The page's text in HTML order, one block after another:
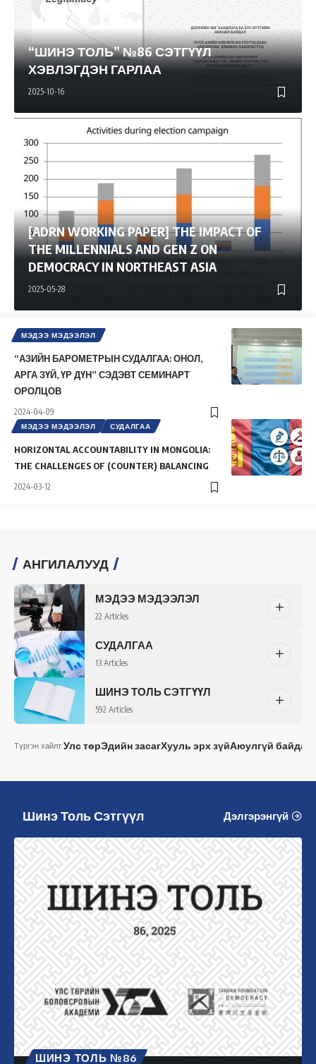
“ШИНЭ ТОЛЬ” №86 СЭТГҮҮЛ
ХЭВЛЭГДЭН ГАРЛАА
2025-10-16
[ADRN WORKING PAPER] THE IMPACT OF
THE MILLENNIALS AND GEN Z ON
DEMOCRACY IN NORTHEAST ASIA
2025-05-28
МЭДЭЭ МЭДЭЭЛЭЛ
“АЗИЙН БАРОМЕТРЫН СУДАЛГАА: ОНОЛ,
АРГА ЗҮЙ, ҮР ДҮН” СЭДЭВТ СЕМИНАРТ
ОРОЛЦОВ
2024-04-09
МЭДЭЭ МЭДЭЭЛЭЛ СУДАЛГАА
HORIZONTAL ACCOUNTABILITY IN MONGOLIA:
THE CHALLENGES OF (COUNTER) BALANCING
2024-03-12
АНГИЛАЛУУД
МЭДЭЭ МЭДЭЭЛЭЛ
22 Articles
СУДАЛГАА
13 Articles
ШИНЭ ТОЛЬ СЭТГҮҮЛ
592 Articles
Түргэн хайлт:Улс төрЭдийн засагХууль эрх зүйАюулгүй байдал
Шинэ Толь Сэтгүүл Дэлгэрэнгүй
ШИНЭ ТОЛЬ №86